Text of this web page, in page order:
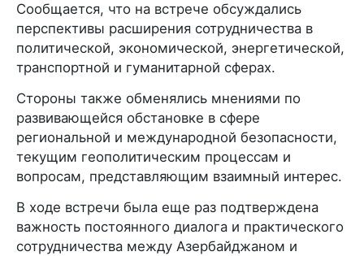
Сообщается, что на встрече обсуждались
перспективы расширения сотрудничества в
политической, экономической, энергетической,
транспортной и гуманитарной сферах.
Стороны также обменялись мнениями по
развивающейся обстановке в сфере
региональной и международной безопасности,
текущим геополитическим процессам и
вопросам, представляющим взаимный интерес.
В ходе встречи была еще раз подтверждена
важность постоянного диалога и практического
сотрудничества между Азербайджаном и